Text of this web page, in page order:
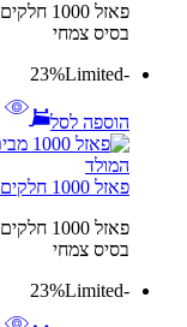
פאזל
בסיס צמחי
-23%
Limited
הוספה לסל
פאזל 1000 חלקים – חג המולד
פאזל
בסיס צמחי
-23%
Limited